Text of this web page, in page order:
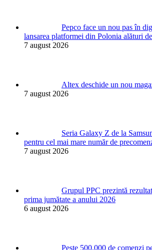
Pepco face un nou pas în
lansarea platformei din Polonia alături
7 august 2026
Altex deschide un nou
7 august 2026
Seria Galaxy Z de la
pentru cel mai mare număr de
7 august 2026
Grupul PPC prezintă
prima jumătate a anului 2026
6 august 2026
Peste 500.000 de comenzi